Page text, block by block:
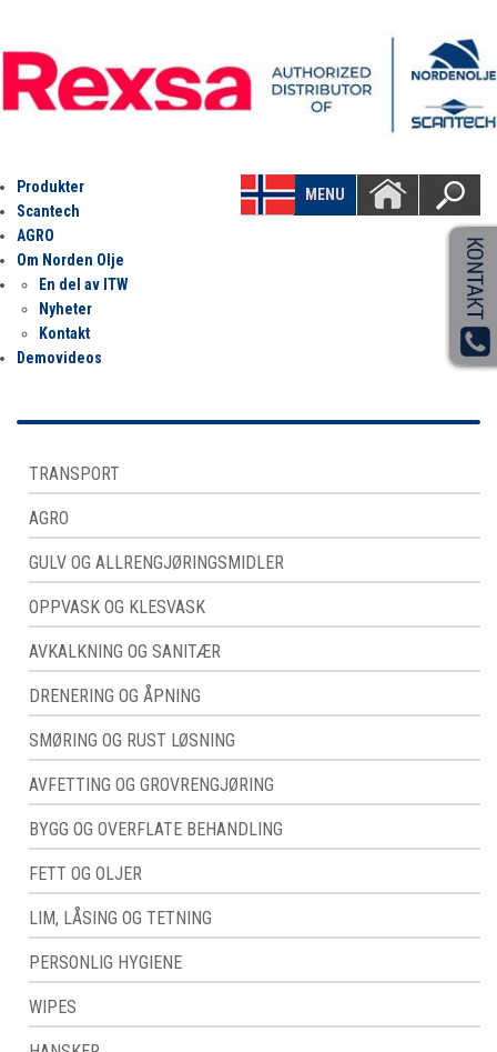
MENU
Produkter
Scantech
AGRO
Om Norden Olje
En del av ITW
Nyheter
Kontakt
Demovideos
TRANSPORT
AGRO
GULV OG ALLRENGJØRINGSMIDLER
OPPVASK OG KLESVASK
AVKALKNING OG SANITÆR
DRENERING OG ÅPNING
SMØRING OG RUST LØSNING
AVFETTING OG GROVRENGJØRING
BYGG OG OVERFLATE BEHANDLING
FETT OG OLJER
LIM, LÅSING OG TETNING
PERSONLIG HYGIENE
WIPES